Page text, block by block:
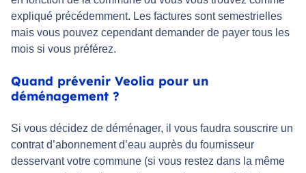
expliqué précédemment. Les factures sont semestrielles
mais vous pouvez cependant demander de payer tous les
mois si vous préférez.
Quand prévenir Veolia pour un
déménagement ?
Si vous décidez de déménager, il vous faudra souscrire un
contrat d’abonnement d’eau auprès du fournisseur
desservant votre commune (si vous restez dans la même